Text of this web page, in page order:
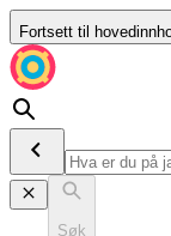
Fortsett til
Søk